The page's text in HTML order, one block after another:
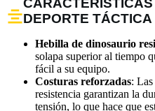
DEPORTE TÁCTICA
Hebilla de dinosaurio
solapa superior al tiempo
fácil a su equipo.
Costuras reforzadas: Las
resistencia garantizan la
tensión, lo que hace que